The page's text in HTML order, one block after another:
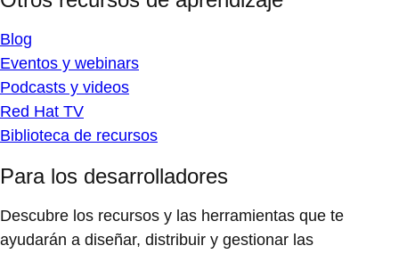
Blog
Eventos y webinars
Podcasts y videos
Red Hat TV
Biblioteca de recursos
Para los desarrolladores
Descubre los recursos y las herramientas que te
ayudarán a diseñar, distribuir y gestionar las